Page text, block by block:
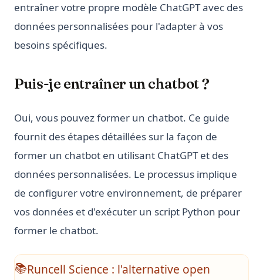
entraîner votre propre modèle ChatGPT avec des
données personnalisées pour l'adapter à vos
besoins spécifiques.
Puis-je entraîner un chatbot ?
Oui, vous pouvez former un chatbot. Ce guide
fournit des étapes détaillées sur la façon de
former un chatbot en utilisant ChatGPT et des
données personnalisées. Le processus implique
de configurer votre environnement, de préparer
vos données et d'exécuter un script Python pour
former le chatbot.
📚Runcell Science : l'alternative open